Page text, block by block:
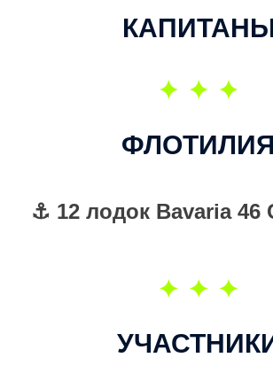
ФЛОТИЛИЯ
⚓ 12 лодок Bavaria 46